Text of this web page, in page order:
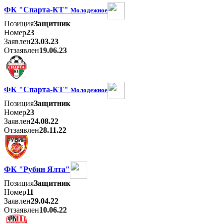
ФК "Спарта-КТ" Молодежное
ПозицияЗащитник
Номер23
Заявлен23.03.23
Отзаявлен19.06.23
ФК "Спарта-КТ" Молодежное
ПозицияЗащитник
Номер23
Заявлен24.08.22
Отзаявлен28.11.22
ФК "Рубин Ялта"
ПозицияЗащитник
Номер11
Заявлен29.04.22
Отзаявлен10.06.22